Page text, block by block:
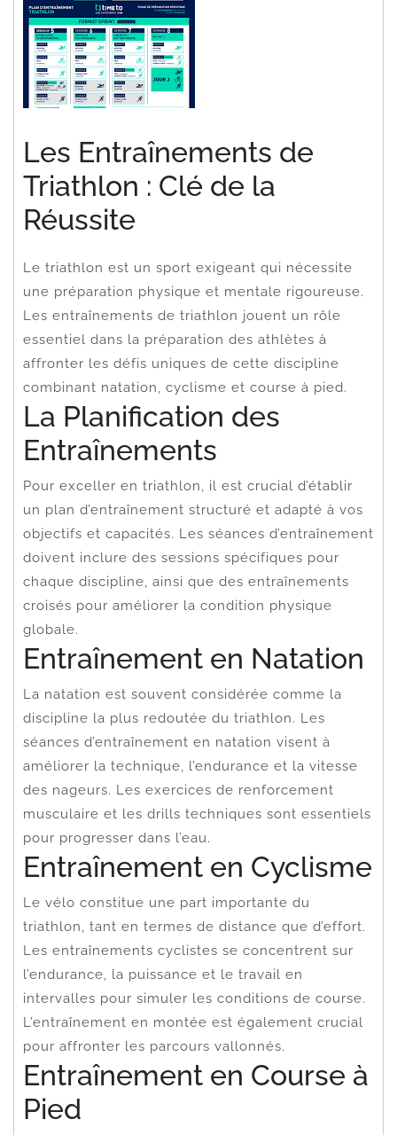
Les Entraînements de
Triathlon : Clé de la
Réussite
Le triathlon est un sport exigeant qui nécessite
une préparation physique et mentale rigoureuse.
Les entraînements de triathlon jouent un rôle
essentiel dans la préparation des athlètes à
affronter les défis uniques de cette discipline
combinant natation, cyclisme et course à pied.
La Planification des
Entraînements
Pour exceller en triathlon, il est crucial d’établir
un plan d’entraînement structuré et adapté à vos
objectifs et capacités. Les séances d’entraînement
doivent inclure des sessions spécifiques pour
chaque discipline, ainsi que des entraînements
croisés pour améliorer la condition physique
globale.
Entraînement en Natation
La natation est souvent considérée comme la
discipline la plus redoutée du triathlon. Les
séances d’entraînement en natation visent à
améliorer la technique, l’endurance et la vitesse
des nageurs. Les exercices de renforcement
musculaire et les drills techniques sont essentiels
pour progresser dans l’eau.
Entraînement en Cyclisme
Le vélo constitue une part importante du
triathlon, tant en termes de distance que d’effort.
Les entraînements cyclistes se concentrent sur
l’endurance, la puissance et le travail en
intervalles pour simuler les conditions de course.
L’entraînement en montée est également crucial
pour affronter les parcours vallonnés.
Entraînement en Course à
Pied